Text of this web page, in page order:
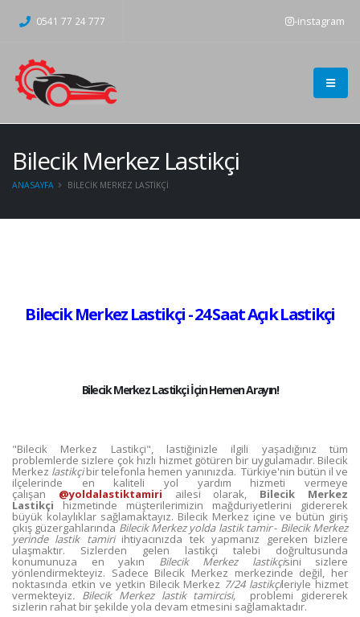
0541 77 24 777 -instagram
Bilecik Merkez Lastikçi
ANASAYFA BILECIK MERKEZ LASTIKÇI
Bilecik Merkez Lastikçi - 24 Saat Açık Lastikçi
Bilecik Merkez Lastikçi İçin Hemen Arayın!
"Bilecik Merkez Lastikçi", lastiğinizle ilgili yaşadığınız tüm
problemlerde sizlere çok hızlı hizmet götüren bir uygulamadır. Bilecik
Merkez lastikçibir telefonla hemen yanınızda. Türkiye'nin bütün il ve
ilçelerinde en kaliteli yol yardım hizmeti vermeye
çalışan @yoldalastiktamiriailesi olarak, Bilecik Merkez
Lastikçi hizmetinde müşterilerimizin mağduriyetlerini gidererek
büyük kolaylıklar sağlamaktayız. Bilecik Merkez içine ve bütün giriş
çıkış güzergahlarındaBilecik Merkez yolda lastik tamir- Bilecik Merkez
yerinde lastik tamiriihtiyacınızda tek yapmanız gereken bizlere
ulaşmaktır. Sizlerden gelen lastikçi talebi doğrultusunda
konumunuza en yakın Bilecik Merkez lastikçisini sizlere
yönlendirmekteyiz. Sadece Bilecik Merkez merkezinde değil, her
noktasında etkin ve yetkin Bilecik Merkez 7/24 lastikçileriyle hizmet
vermekteyiz. Bilecik Merkez lastik tamircisi, problemi gidererek
sizlerin rahat bir şekilde yola devam etmesini sağlamaktadır.